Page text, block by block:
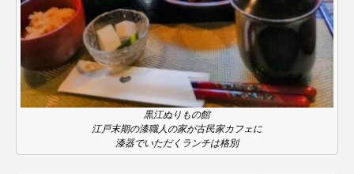
SANDA ORGANIC VILLAGE MEETINGのつながるラジオ
SDGs・タイプスマート農業推進プロジェクト関西学院
AgriNOVA
SIKIガーデン Autumn Season
Singing with a smile snowwhite
黒江ぬりもの館
江戸末期の漆職人の家が古民家カフェに
漆器でいただくランチは格別